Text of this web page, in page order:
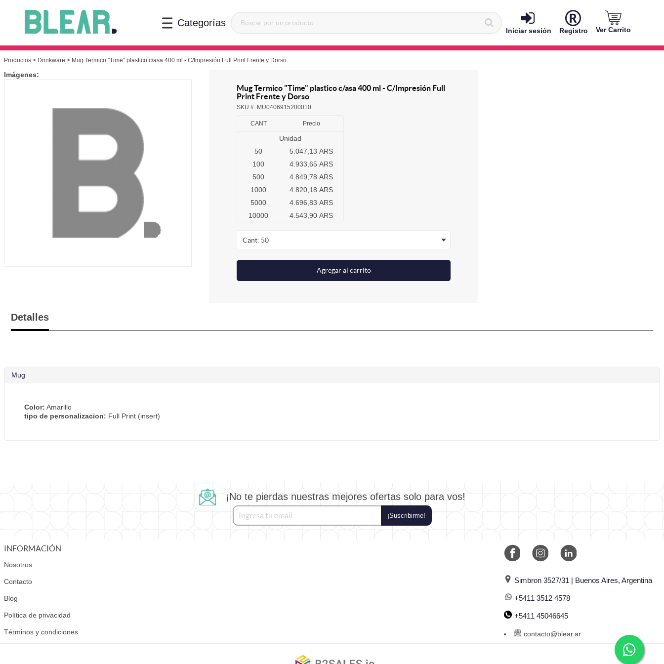
Categorías
Iniciar sesión Registro Ver Carrito
Productos > Drinkware > Mug Termico "Time" plastico c/asa 400 ml - C/Impresión Full Print Frente y Dorso
Imágenes:
Mug Termico "Time" plastico c/asa 400 ml - C/Impresión Full
Print Frente y Dorso
SKU #: MU0406915200010
CANT Precio
Unidad
50
5.047,13 ARS
100
4.933,65 ARS
500
4.849,78 ARS
1000
4.820,18 ARS
5000
4.696,83 ARS
10000
4.543,90 ARS
Cant: 50
Agregar al carrito
Detalles
Mug
Color: Amarillo
tipo de personalizacion: Full Print (insert)
¡No te pierdas nuestras mejores ofertas solo para vos!
¡Suscribirme!
INFORMACIÓN
Nosotros
Contacto
Blog
Política de privacidad
Términos y condiciones
Simbron 3527/31 | Buenos Aires, Argentina
+5411 3512 4578
+5411 45046645
contacto@blear.ar